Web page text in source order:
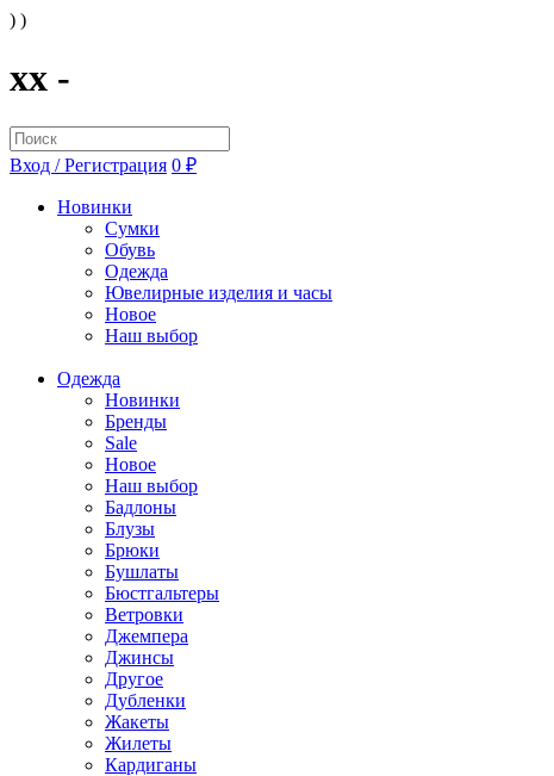
) )
xx -
Вход / Регистрация 0 ₽
Новинки
Сумки
Обувь
Одежда
Ювелирные изделия и часы
Новое
Наш выбор
Одежда
Новинки
Бренды
Sale
Новое
Наш выбор
Бадлоны
Блузы
Брюки
Бушлаты
Бюстгальтеры
Ветровки
Джемпера
Джинсы
Другое
Дубленки
Жакеты
Жилеты
Кардиганы